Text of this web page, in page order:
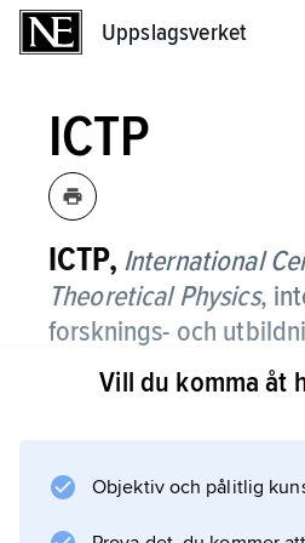
Uppslagsverket
ICTP
ICTP, International
Theoretical Physics,
forsknings- och
Trieste, Italien.
Verksamheten i form av
Vill du komma åt
Objektiv och pålitlig